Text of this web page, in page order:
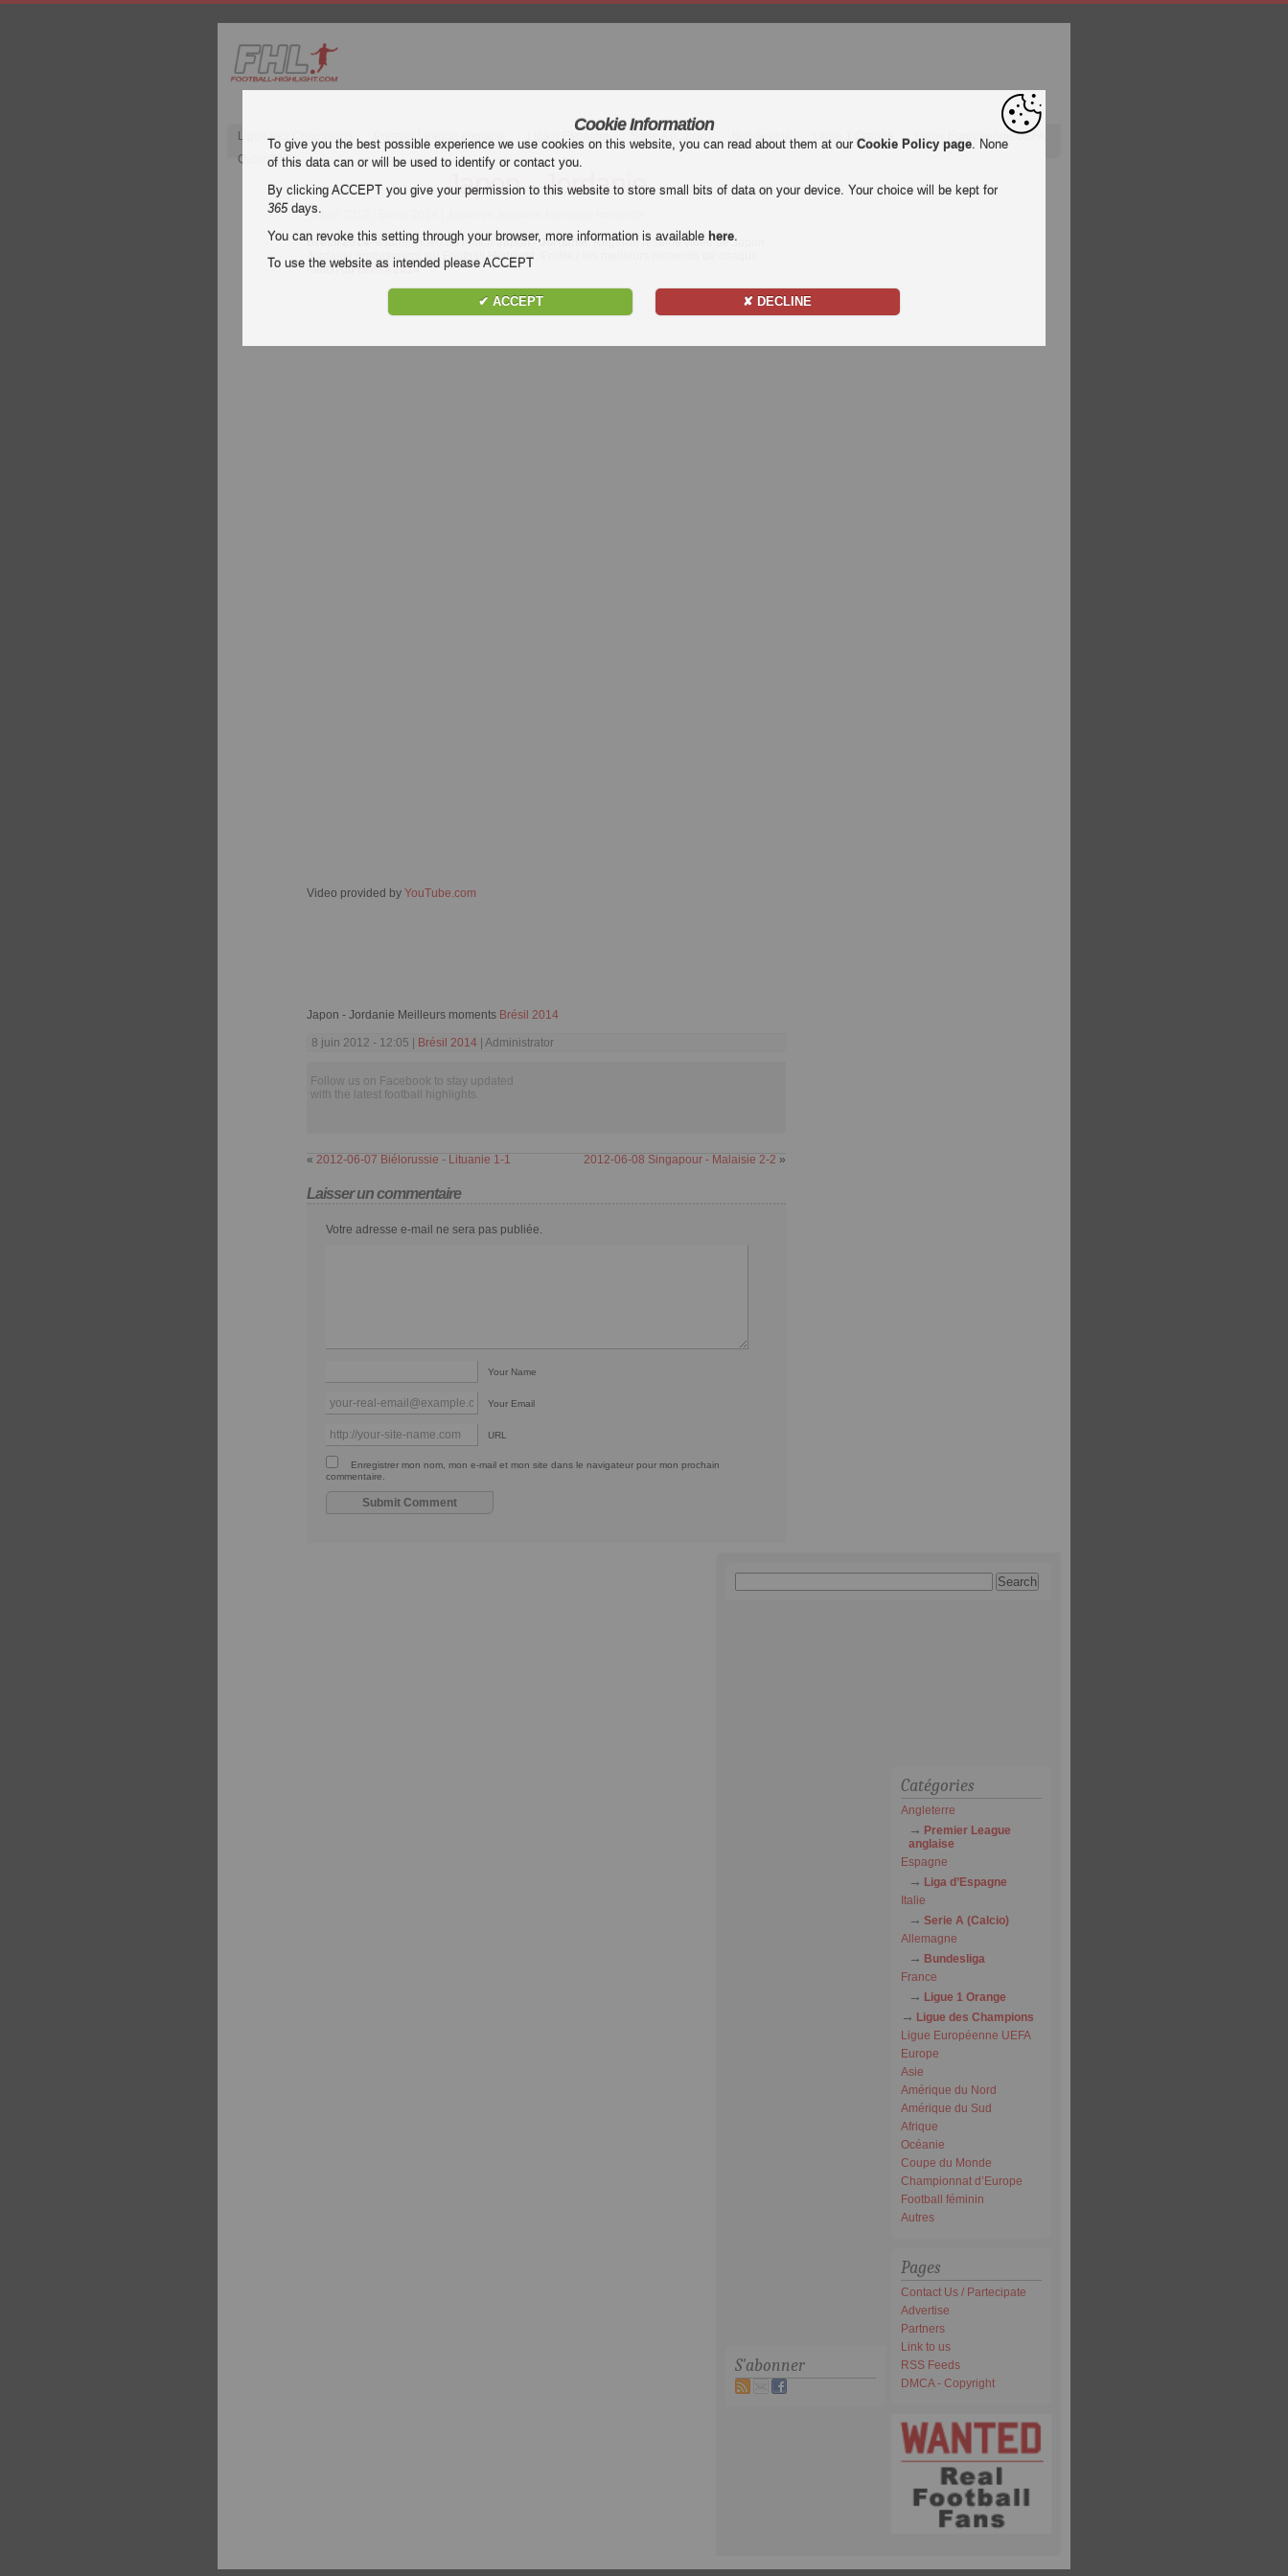
Ligue des Champions Premier League anglaise Liga d’Espagne Serie A (Calcio) Bundesliga Ligue 1 Orange
Ligue Européenne UEFA
Qatar 2022
Japon - Jordanie
8 juin 2012
Brésil 2014résumé vidéo du matchJapon - Jordanie. Regarde résumé vidéo de Japon -
Jordanie gratuitement sur Football Highlight. Profitez les meilleurs moments de chaque
match duBrésil 2014 ..
Video provided by YouTube.com
Japon - Jordanie Meilleurs moments Brésil 2014
8 juin 2012 - 12:05 | Brésil 2014 | Administrator
Follow us on Facebook to stay updated
with the latest football highlights.
« 2012-06-07 Biélorussie - Lituanie 1-1 2012-06-08 Singapour - Malaisie 2-2 »
Laisser un commentaire
Votre adresse e-mail ne sera pas publiée.
Your Name
Your Email
URL
Enregistrer mon nom, mon e-mail et mon site dans le navigateur pour mon prochain
commentaire.
S'abonner
Catégories
Angleterre
Premier League
anglaise
Espagne
Liga d’Espagne
Italie
Serie A (Calcio)
Allemagne
Bundesliga
France
Ligue 1 Orange
Ligue des Champions
Ligue Européenne UEFA
Europe
Asie
Amérique du Nord
Amérique du Sud
Afrique
Océanie
Coupe du Monde
Championnat d’Europe
Football féminin
Autres
Pages
Contact Us / Partecipate
Advertise
Partners
Link to us
RSS Feeds
DMCA - Copyright
Cookie Information
To give you the best possible experience we use cookies on this website, you can read about them at our Cookie Policy page. None
of this data can or will be used to identify or contact you.
By clicking ACCEPT you give your permission to this website to store small bits of data on your device. Your choice will be kept for
365days.
You can revoke this setting through your browser, more information is available here.
To use the website as intended please ACCEPT
✔ ACCEPT ✘ DECLINE